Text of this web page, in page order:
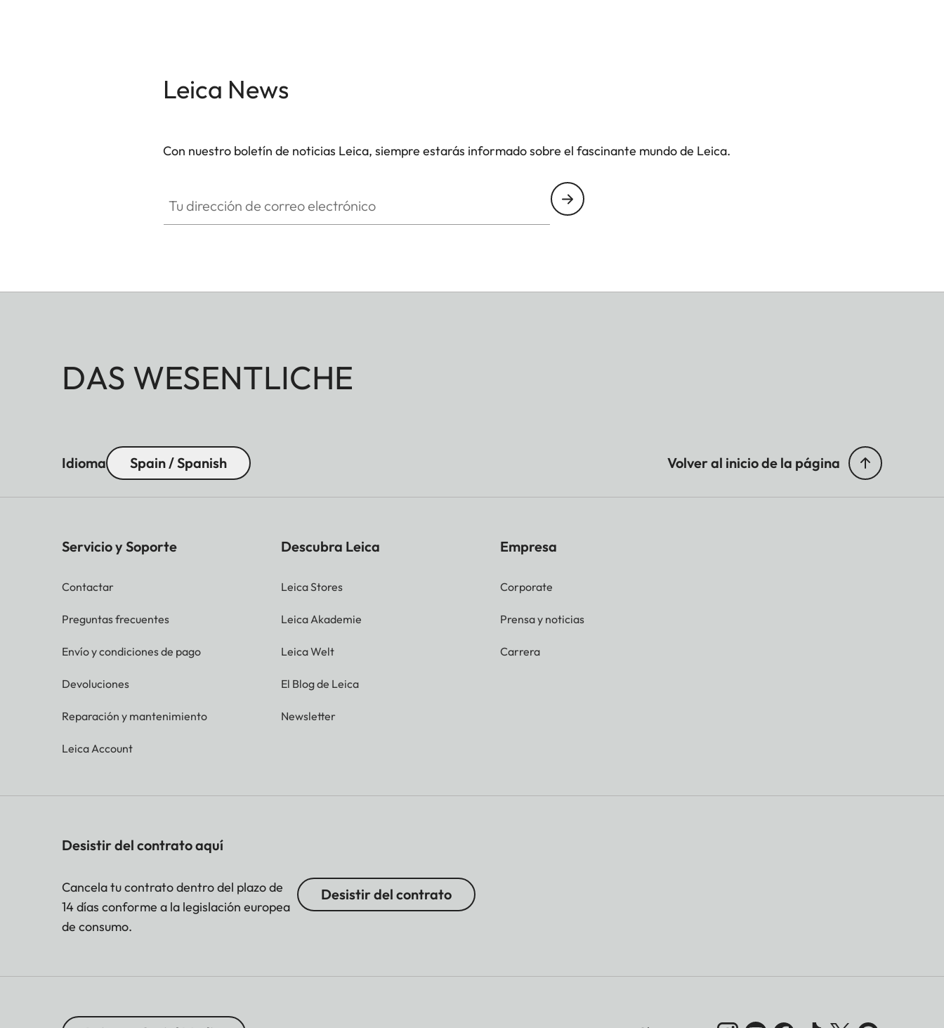
Leica News
Con nuestro boletín de noticias Leica, siempre estarás informado sobre el fascinante mundo de Leica.
DAS WESENTLICHE
Idioma Spain / Spanish Volver al inicio de la página
Servicio y Soporte
Contactar
Preguntas frecuentes
Envío y condiciones de pago
Devoluciones
Reparación y mantenimiento
Leica Account
Descubra Leica
Leica Stores
Leica Akademie
Leica Welt
El Blog de Leica
Newsletter
Empresa
Corporate
Prensa y noticias
Carrera
Desistir del contrato aquí
Cancela tu contrato dentro del plazo de
14 días conforme a la legislación europea
de consumo.
Desistir del contrato